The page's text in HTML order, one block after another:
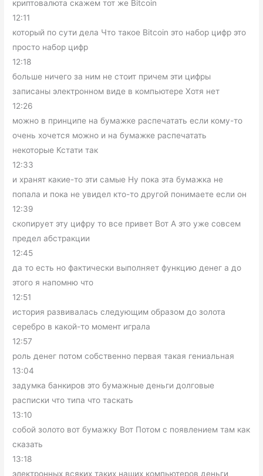
криптовалюта скажем тот же Bitcoin
12:11
который по сути дела Что такое Bitcoin это набор цифр это
просто набор цифр
12:18
больше ничего за ним не стоит причем эти цифры
записаны электронном виде в компьютере Хотя нет
12:26
можно в принципе на бумажке распечатать если кому-то
очень хочется можно и на бумажке распечатать
некоторые Кстати так
12:33
и хранят какие-то эти самые Ну пока эта бумажка не
попала и пока не увидел кто-то другой понимаете если он
12:39
скопирует эту цифру то все привет Вот А это уже совсем
предел абстракции
12:45
да то есть но фактически выполняет функцию денег а до
этого я напомню что
12:51
история развивалась следующим образом до золота
серебро в какой-то момент играла
12:57
роль денег потом собственно первая такая гениальная
13:04
задумка банкиров это бумажные деньги долговые
расписки что типа что таскать
13:10
собой золото вот бумажку Вот Потом с появлением там как
сказать
13:18
электронных всяких таких наших компьютеров деньги